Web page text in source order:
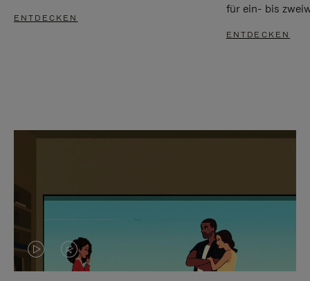
ENTDECKEN
für ein- bis
ENTDECKEN
DASVIDEO